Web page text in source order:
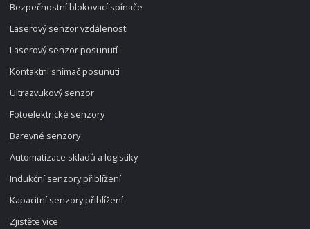
Bezpečnostní blokovací spínače
Laserový senzor vzdálenosti
Laserový senzor posunutí
Kontaktní snímač posunutí
Ultrazvukový senzor
Fotoelektrické senzory
Barevné senzory
Automatizace skladů a logistiky
Indukční senzory přiblížení
Kapacitní senzory přiblížení
Zjistěte více